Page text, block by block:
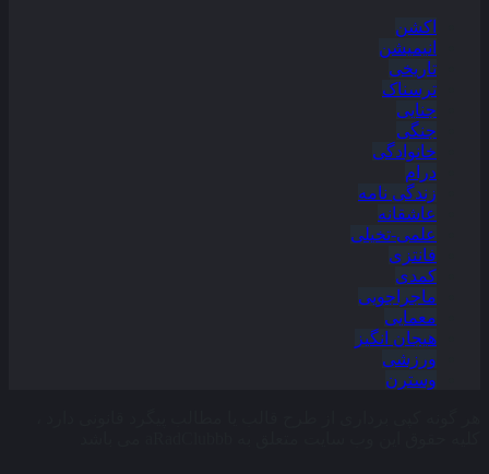
اکشن
انیمیشن
تاریخی
ترسناک
جنایی
جنگی
خانوادگی
درام
زندگی نامه
عاشقانه
علمی-تخیلی
فانتزی
کمدی
ماجراجویی
معمایی
هیجان انگیز
ورزشی
وسترن